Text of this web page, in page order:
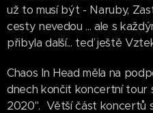
už to musí být - Naruby,
cesty nevedou ... ale s
přibyla další... teď ještě
Chaos In Head měla na
dnech končit koncertní tour
2020". Větší část koncertů